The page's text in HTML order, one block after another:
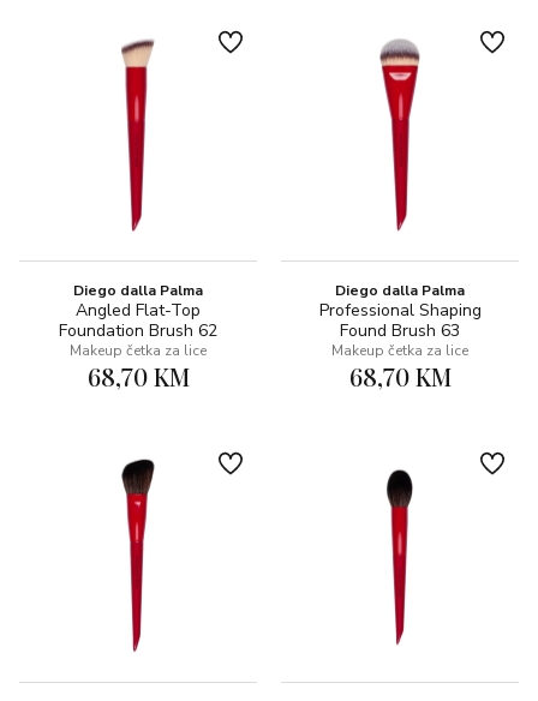
Diego dalla Palma
Angled Flat-Top
Foundation Brush 62
Makeup četka za lice
68,70 KM
Diego dalla Palma
Professional Shaping
Found Brush 63
Makeup četka za lice
68,70 KM